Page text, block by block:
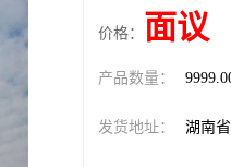
价格： 面议
产品数量：
发货地址： 湖南